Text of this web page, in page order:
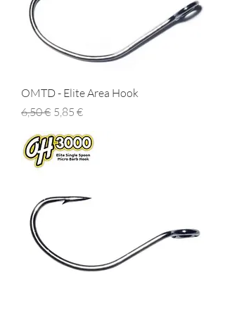
OMTD - Elite Area Hook
Prezzo regolare
6,50 € Prezzo scontato
5,85 €